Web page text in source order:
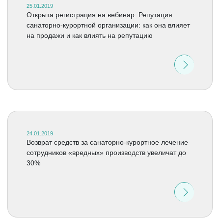
25.01.2019
Открыта регистрация на вебинар: Репутация
санаторно-курортной организации: как она влияет
на продажи и как влиять на репутацию
24.01.2019
Возврат средств за санаторно-курортное лечение
сотрудников «вредных» производств увеличат до
30%